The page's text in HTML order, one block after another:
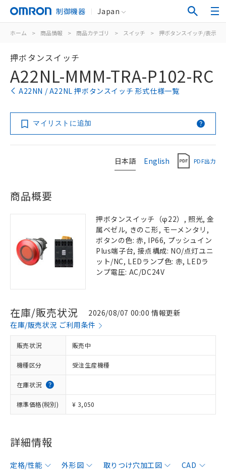
制御機器 Japan
ホーム > 商品情報 > 商品カテゴリ > スイッチ > 押ボタンスイッチ/表示灯
押ボタンスイッチ
A22NL-MMM-TRA-P102-RC
A22NN / A22NL 押ボタンスイッチ 形式仕様一覧
マイリストに追加
日本語 English PDF出力
商品概要
押ボタンスイッチ（φ22）, 照光, 金
属ベゼル, きのこ形, モーメンタリ,
ボタンの色: 赤, IP66, プッシュイン
Plus端子台, 接点構成: NO/点灯ユニ
ット/NC, LEDランプ色: 赤, LEDラ
ンプ電圧: AC/DC24V
在庫/販売状況
2026/08/07 00:00 情報更新
在庫/販売状況 ご利用条件
販売状況 販売中
機種区分 受注生産機種
在庫状況
標準価格(税別) ¥ 3,050
詳細情報
定格/性能 外形図 取りつけ穴加工図
CAD